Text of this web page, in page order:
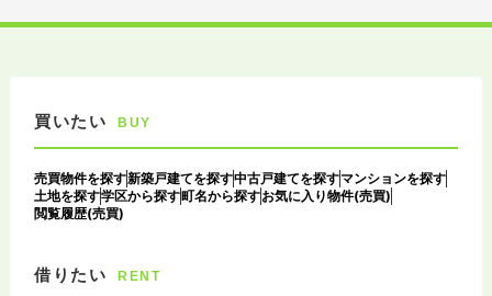
買いたい BUY
売買物件を探す新築戸建てを探す中古戸建てを探すマンションを探す
土地を探す学区から探す町名から探すお気に入り物件(売買)
閲覧履歴(売買)
借りたい RENT